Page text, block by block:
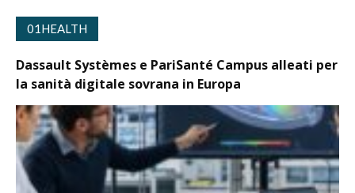
01HEALTH
Dassault Systèmes e PariSanté Campus alleati per
la sanità digitale sovrana in Europa